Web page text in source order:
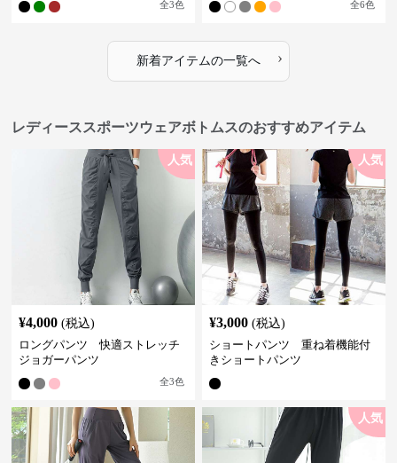
全3色 全6色
新着アイテムの一覧へ ›
レディーススポーツウェアボトムスのおすすめアイテム
人気
¥4,000 (税込)
ロングパンツ 快適ストレッチ
ジョガーパンツ
全3色
人気
¥3,000 (税込)
ショートパンツ 重ね着機能付
きショートパンツ
人気